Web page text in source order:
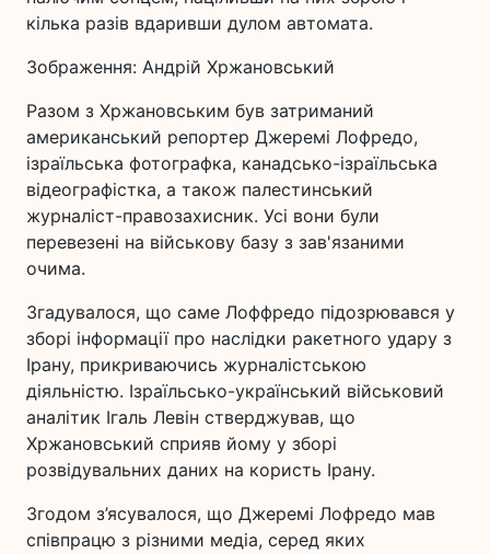
кілька разів вдаривши дулом автомата.
Зображення: Андрій Хржановський
Разом з Хржановським був затриманий
американський репортер Джеремі Лофредо,
ізраїльська фотографка, канадсько-ізраїльська
відеографістка, а також палестинський
журналіст-правозахисник. Усі вони були
перевезені на військову базу з зав'язаними
очима.
Згадувалося, що саме Лоффредо підозрювався у
зборі інформації про наслідки ракетного удару з
Ірану, прикриваючись журналістською
діяльністю. Ізраїльсько-український військовий
аналітик Ігаль Левін стверджував, що
Хржановський сприяв йому у зборі
розвідувальних даних на користь Ірану.
Згодом з’ясувалося, що Джеремі Лофредо мав
співпрацю з різними медіа, серед яких